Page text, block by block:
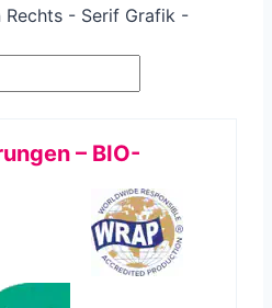
Rechts - Serif Grafik -
– BIO-